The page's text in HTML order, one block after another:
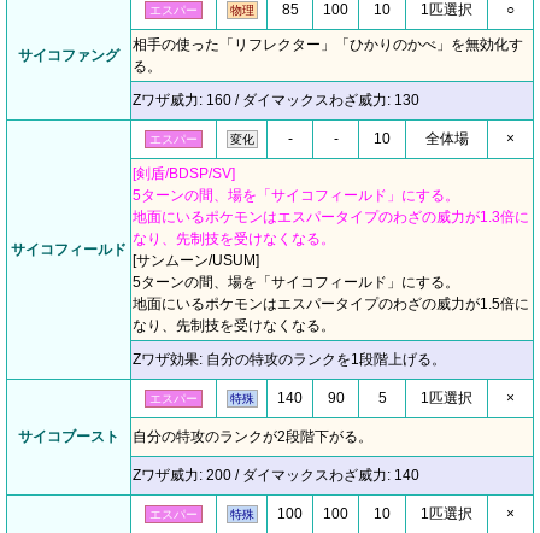
サイコファング
エスパー 物理 85 100 10 1匹選択 ○
相手の使った「リフレクター」「ひかりのかべ」を無効化す
る。
Zワザ威力: 160 / ダイマックスわざ威力: 130
サイコフィールド
エスパー 変化 - - 10 全体場 ×
[剣盾/BDSP/SV]
5ターンの間、場を「サイコフィールド」にする。
地面にいるポケモンはエスパータイプのわざの威力が1.3倍に
なり、先制技を受けなくなる。
[サンムーン/USUM]
5ターンの間、場を「サイコフィールド」にする。
地面にいるポケモンはエスパータイプのわざの威力が1.5倍に
なり、先制技を受けなくなる。
Zワザ効果: 自分の特攻のランクを1段階上げる。
サイコブースト
エスパー 特殊 140 90 5 1匹選択 ×
自分の特攻のランクが2段階下がる。
Zワザ威力: 200 / ダイマックスわざ威力: 140
エスパー 特殊 100 100 10 1匹選択 ×